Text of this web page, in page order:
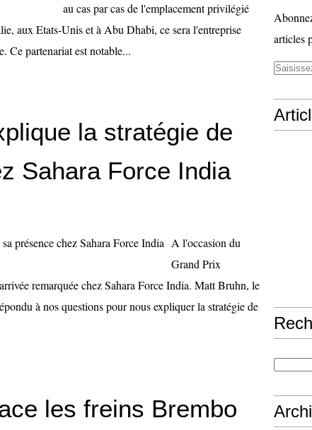
au cas par cas de l'emplacement privilégié
aux Etats-Unis et à Abu Dhabi, ce sera l'entreprise
Ce partenariat est notable...
la stratégie de
Sahara Force India
A l'occasion du
Grand Prix
remarquée chez Sahara Force India. Matt Bruhn, le
à nos questions pour nous expliquer la stratégie de
les freins Brembo
articles